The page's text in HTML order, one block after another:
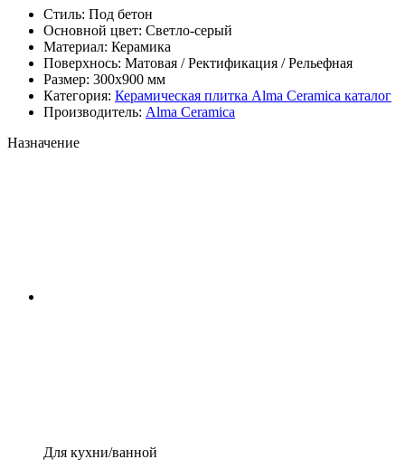
Стиль: Под бетон
Основной цвет: Светло-серый
Материал: Керамика
Поверхнось: Матовая / Ректификация / Рельефная
Размер: 300x900 мм
Категория: Керамическая плитка Аlma Ceramica каталог
Производитель: Alma Ceramica
Назначение
Для кухни/ванной